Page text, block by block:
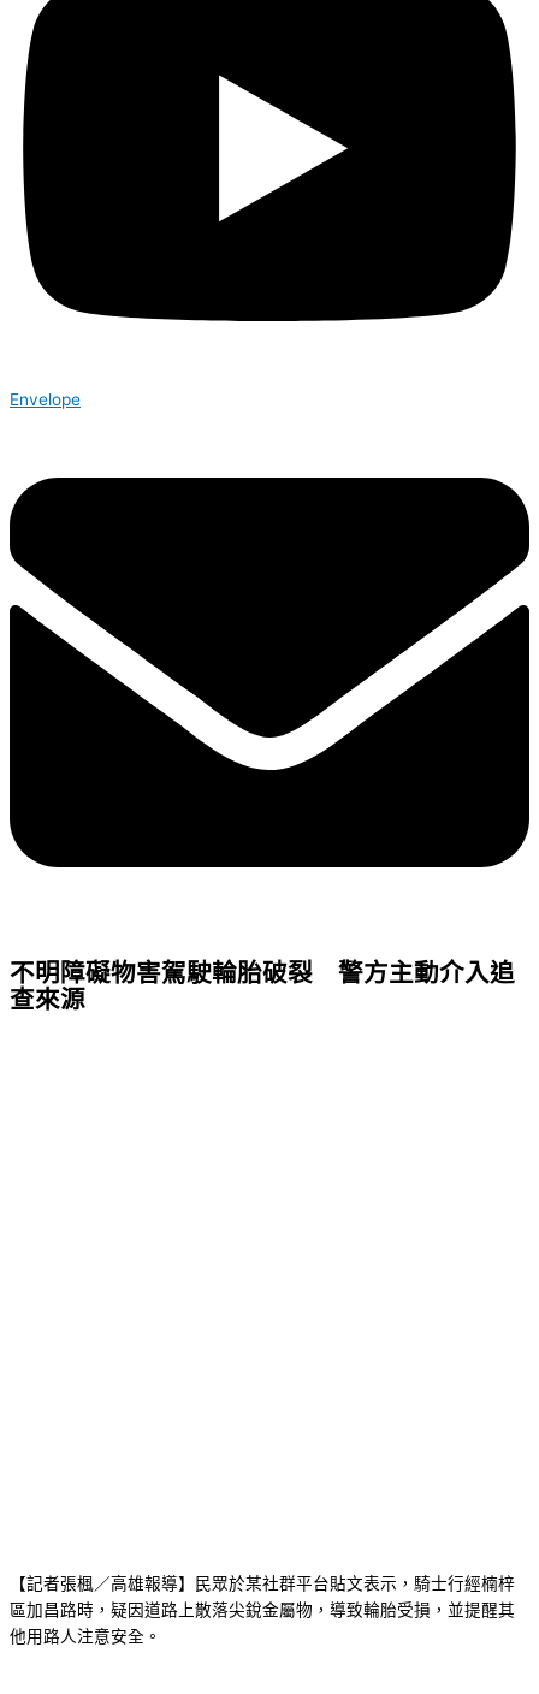
Envelope
不明障礙物害駕駛輪胎破裂 警方主動介入追
查來源
【記者張楓／高雄報導】民眾於某社群平台貼文表示，騎士行經楠梓
區加昌路時，疑因道路上散落尖銳金屬物，導致輪胎受損，並提醒其
他用路人注意安全。